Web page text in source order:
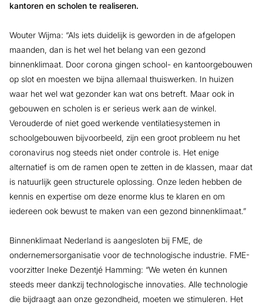
kantoren en scholen te realiseren.
Wouter Wijma: “Als iets duidelijk is geworden in de afgelopen
maanden, dan is het wel het belang van een gezond
binnenklimaat. Door corona gingen school- en kantoorgebouwen
op slot en moesten we bijna allemaal thuiswerken. In huizen
waar het wel wat gezonder kan wat ons betreft. Maar ook in
gebouwen en scholen is er serieus werk aan de winkel.
Verouderde of niet goed werkende ventilatiesystemen in
schoolgebouwen bijvoorbeeld, zijn een groot probleem nu het
coronavirus nog steeds niet onder controle is. Het enige
alternatief is om de ramen open te zetten in de klassen, maar dat
is natuurlijk geen structurele oplossing. Onze leden hebben de
kennis en expertise om deze enorme klus te klaren en om
iedereen ook bewust te maken van een gezond binnenklimaat.”
Binnenklimaat Nederland is aangesloten bij FME, de
ondernemersorganisatie voor de technologische industrie. FME-
voorzitter Ineke Dezentjé Hamming: “We weten én kunnen
steeds meer dankzij technologische innovaties. Alle technologie
die bijdraagt aan onze gezondheid, moeten we stimuleren. Het